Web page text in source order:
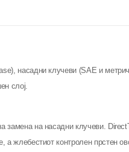
насадни клучеви (SAE и
слој.
замена на насадни клучеви.
а жлебестиот контролен прстен